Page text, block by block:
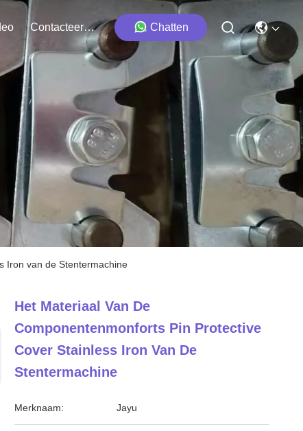
Contacteer Ons Chatten
Iron van de Stentermachine
Het Materiaal Van De
Componentenmonforts Pin Protective
Cover Stainless Iron Van De
Stentermachine
Merknaam: Jayu